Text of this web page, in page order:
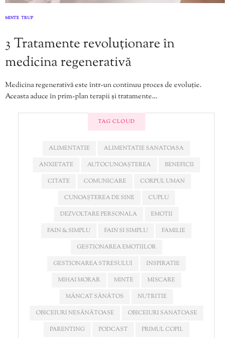
MINTE TRUP
3 Tratamente revoluționare în
medicina regenerativă
Medicina regenerativă este într-un continuu proces de evoluție.
Aceasta aduce în prim-plan terapii și tratamente…
TAG CLOUD
ALIMENTATIE
ALIMENTATIE SANATOASA
ANXIETATE
AUTOCUNOAȘTEREA
BENEFICII
CITATE
COMUNICARE
CORPUL UMAN
CUNOAȘTEREA DE SINE
CUPLU
DEZVOLTARE PERSONALA
EMOTII
FAIN & SIMPLU
FAIN SI SIMPLU
FAMILIE
GESTIONAREA EMOTIILOR
GESTIONAREA STRESULUI
INSPIRATIE
MIHAI MORAR
MINTE
MISCARE
MÂNCAT SĂNĂTOS
NUTRITIE
OBICEIURI NESĂNĂTOASE
OBICEIURI SANATOASE
PARENTING
PODCAST
PRIMUL COPIL